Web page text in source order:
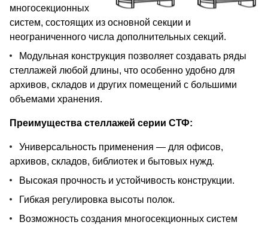
многосекционных
систем, состоящих из основной секции и
неограниченного числа дополнительных секций.
Модульная конструкция позволяет создавать ряды
стеллажей любой длины, что особенно удобно для
архивов, складов и других помещений с большими
объемами хранения.
Преимущества стеллажей серии СТФ:
Универсальность применения — для офисов,
архивов, складов, библиотек и бытовых нужд.
Высокая прочность и устойчивость конструкции.
Гибкая регулировка высоты полок.
Возможность создания многосекционных систем